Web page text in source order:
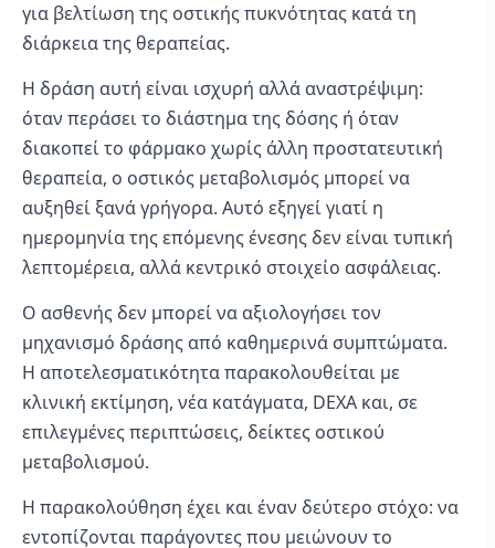
για βελτίωση της οστικής πυκνότητας κατά τη
διάρκεια της θεραπείας.
Η δράση αυτή είναι ισχυρή αλλά αναστρέψιμη:
όταν περάσει το διάστημα της δόσης ή όταν
διακοπεί το φάρμακο χωρίς άλλη προστατευτική
θεραπεία, ο οστικός μεταβολισμός μπορεί να
αυξηθεί ξανά γρήγορα. Αυτό εξηγεί γιατί η
ημερομηνία της επόμενης ένεσης δεν είναι τυπική
λεπτομέρεια, αλλά κεντρικό στοιχείο ασφάλειας.
Ο ασθενής δεν μπορεί να αξιολογήσει τον
μηχανισμό δράσης από καθημερινά συμπτώματα.
Η αποτελεσματικότητα παρακολουθείται με
κλινική εκτίμηση, νέα κατάγματα, DEXA και, σε
επιλεγμένες περιπτώσεις, δείκτες οστικού
μεταβολισμού.
Η παρακολούθηση έχει και έναν δεύτερο στόχο: να
εντοπίζονται παράγοντες που μειώνουν το